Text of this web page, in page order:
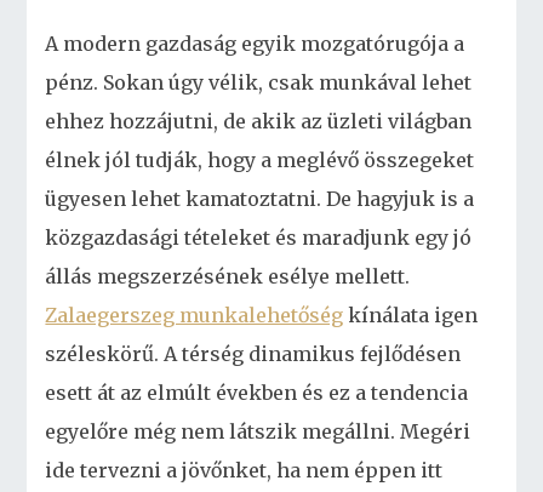
A modern gazdaság egyik mozgatórugója a
pénz. Sokan úgy vélik, csak munkával lehet
ehhez hozzájutni, de akik az üzleti világban
élnek jól tudják, hogy a meglévő összegeket
ügyesen lehet kamatoztatni. De hagyjuk is a
közgazdasági tételeket és maradjunk egy jó
állás megszerzésének esélye mellett.
Zalaegerszeg munkalehetőség kínálata igen
széleskörű. A térség dinamikus fejlődésen
esett át az elmúlt években és ez a tendencia
egyelőre még nem látszik megállni. Megéri
ide tervezni a jövőnket, ha nem éppen itt